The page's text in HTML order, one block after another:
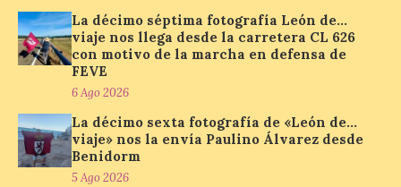
7 Ago 2026
en la zona de descanso
y, como novedad, en el
Leaders Lounge, dos espacios exclusivos
para los ciclistas. El recorrido de La
Vuelta discurrirá junto a 17 […]
La décimo séptima fotografía León de…
viaje nos llega desde la carretera CL 626
con motivo de la marcha en defensa de
FEVE
6 Ago 2026
La décimo sexta fotografía de «León de…
viaje» nos la envía Paulino Álvarez desde
Benidorm
5 Ago 2026